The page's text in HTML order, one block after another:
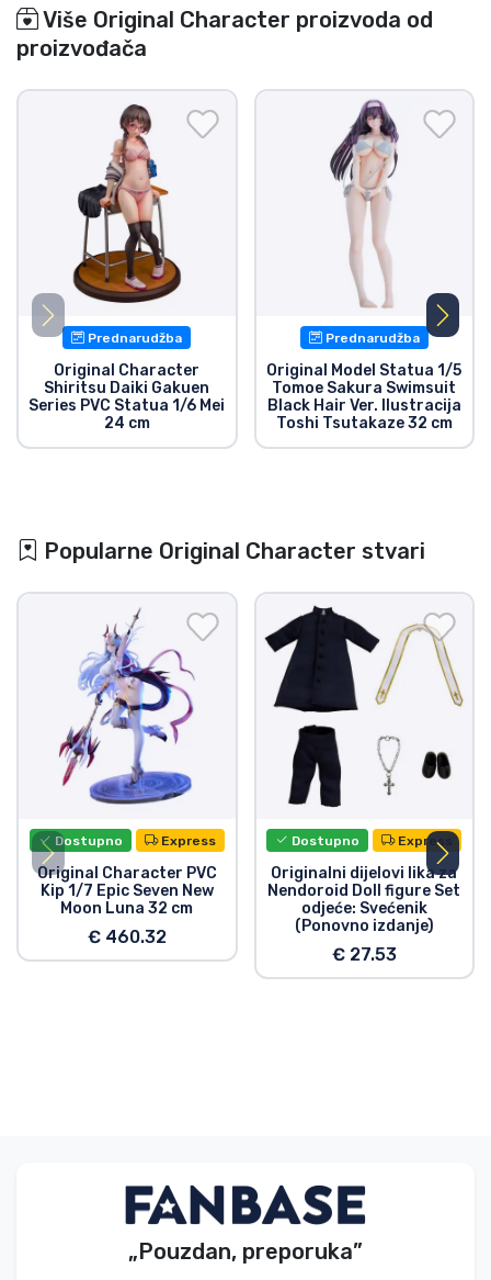
Više Original Character proizvoda od
proizvođača
Prednarudžba
Original Character
Shiritsu Daiki Gakuen
Series PVC Statua 1/6 Mei
24 cm
Prednarudžba
Original Model Statua 1/5
Tomoe Sakura Swimsuit
Black Hair Ver. Ilustracija
Toshi Tsutakaze 32 cm
Popularne Original Character stvari
Dostupno Express
Original Character PVC
Kip 1/7 Epic Seven New
Moon Luna 32 cm
€ 460.32
Dostupno Express
Originalni dijelovi lika za
Nendoroid Doll figure Set
odjeće: Svećenik
(Ponovno izdanje)
€ 27.53
„Pouzdan, preporuka”